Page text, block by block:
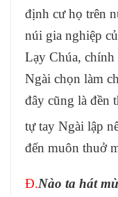
định cư họ trên
núi gia nghiệp
Lạy Chúa,
Ngài chọn làm
đây cũng là đền
tự tay Ngài lập
đến muôn thuở
Đ.Nào ta hát